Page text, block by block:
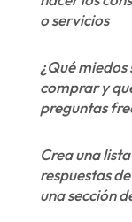
o servicios
¿Qué miedos
comprar y
preguntas
Crea una
respuestas
una sección